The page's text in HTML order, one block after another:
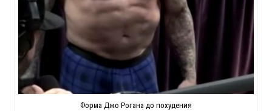
Форма Джо Рогана до похудения